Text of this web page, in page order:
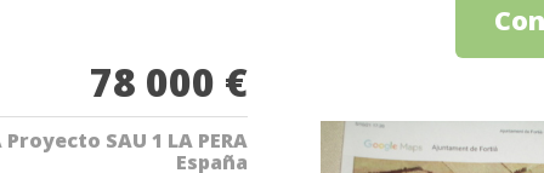
78 000 €
Proyecto SAU 1 LA PERA
España